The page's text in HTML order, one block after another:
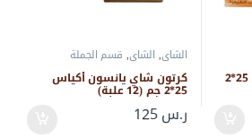
شاي اخضر زنجبيل أكياس 25*2
الشاي, الشاي, قسم الجملة
كرتون شاي يانسون أكياس
25*2 جم (12 علبة)
ر.س125